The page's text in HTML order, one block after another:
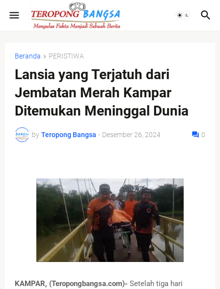
Beranda PERISTIWA
Lansia yang Terjatuh dari
Jembatan Merah Kampar
Ditemukan Meninggal Dunia
by Teropong Bangsa - Desember 26, 2024 0
KAMPAR, (Teropongbangsa.com)- Setelah tiga hari